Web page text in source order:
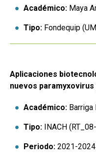
Académico: Maya
Tipo: Fondequip
Aplicaciones
nuevos
Académico: Barriga
Tipo: INACH
Periodo: 2021-2024